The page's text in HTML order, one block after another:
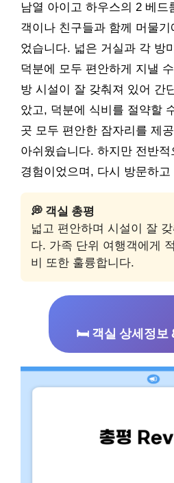
남열 아이고 하우스의 2 베드
객이나 친구들과 함께 머물
었습니다. 넓은 거실과 각 방
덕분에 모두 편안하게 지낼
방 시설이 잘 갖춰져 있어 간
았고, 덕분에 식비를 절약할
곳 모두 편안한 잠자리를 제
아쉬웠습니다. 하지만 전반
경험이었으며, 다시 방문하
💭 객실 총평
넓고 편안하며 시설이 잘
다. 가족 단위 여행객에게
비 또한 훌륭합니다.
🛏️ 객실 상세정보